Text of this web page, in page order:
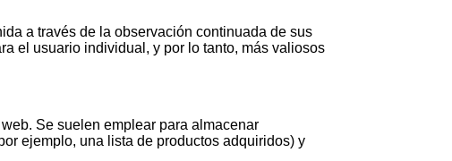
a través de la observación continuada de sus
el usuario individual, y por lo tanto, más valiosos
Se suelen emplear para almacenar
ejemplo, una lista de productos adquiridos) y